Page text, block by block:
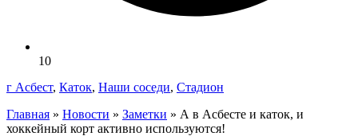
10
г Асбест, Каток, Наши соседи, Стадион
Главная » Новости » Заметки » А в Асбесте и каток, и
хоккейный корт активно используются!